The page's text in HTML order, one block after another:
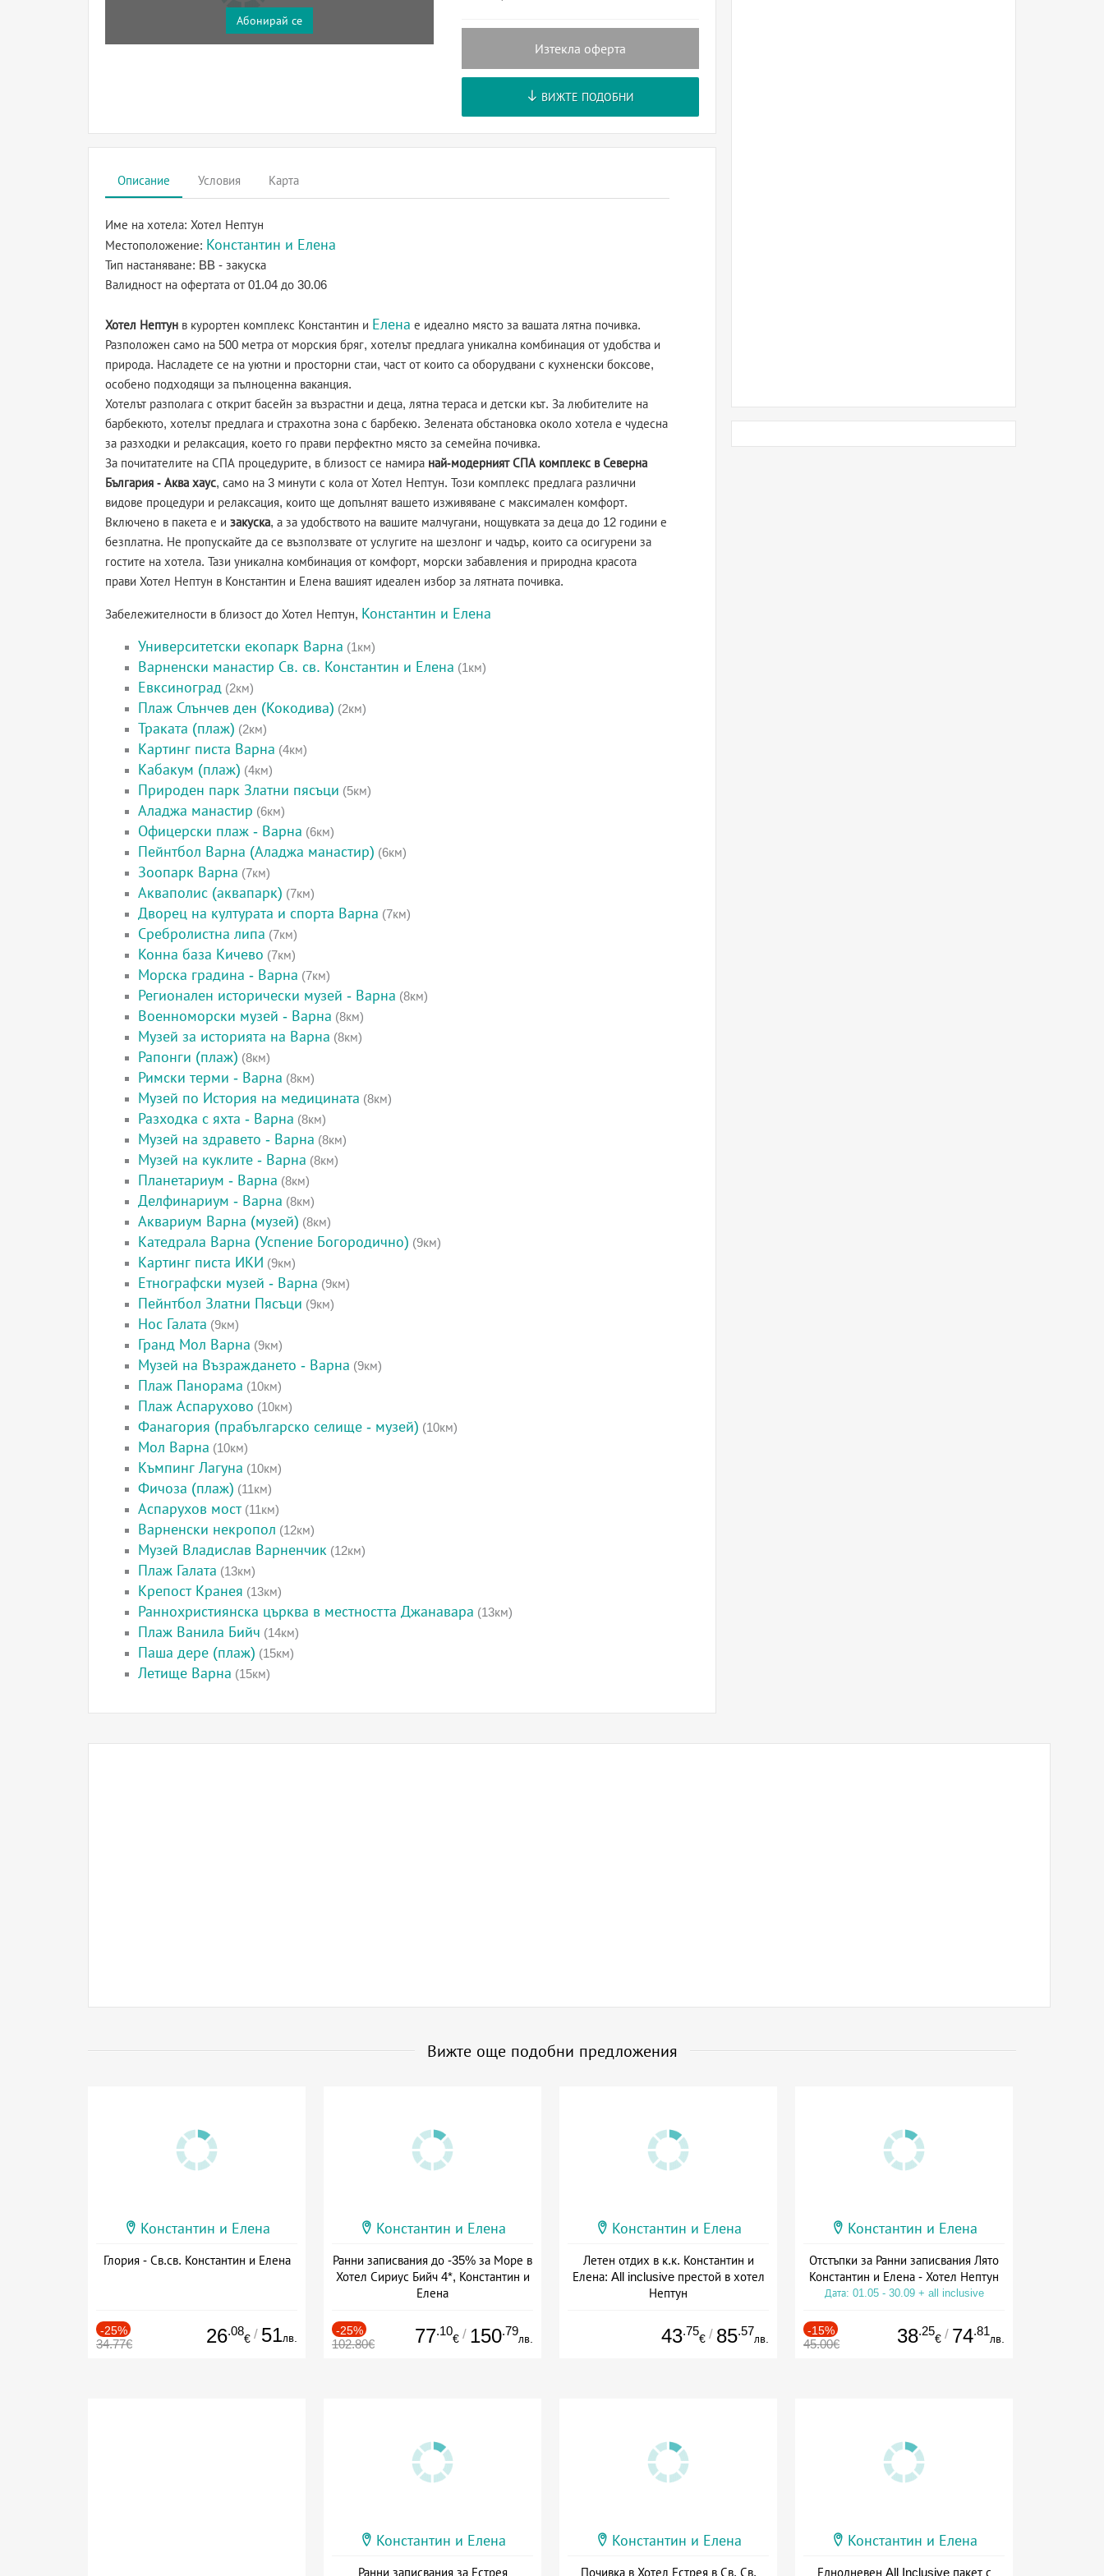
Абонирай се
Изтекла оферта
ВИЖТЕ ПОДОБНИ
Описание Условия Карта
Име на хотела: Хотел Нептун
Местоположение: Константин и Елена
Тип настаняване: BB - закуска
Валидност на офертата от 01.04 до 30.06
Хотел Нептун в курортен комплекс Константин и Елена е идеално място за вашата лятна почивка.
Разположен само на 500 метра от морския бряг, хотелът предлага уникална комбинация от удобства и
природа. Насладете се на уютни и просторни стаи, част от които са оборудвани с кухненски боксове,
особено подходящи за пълноценна ваканция.
Хотелът разполага с открит басейн за възрастни и деца, лятна тераса и детски кът. За любителите на
барбекюто, хотелът предлага и страхотна зона с барбекю. Зелената обстановка около хотела е чудесна
за разходки и релаксация, което го прави перфектно място за семейна почивка.
За почитателите на СПА процедурите, в близост се намира най-модерният СПА комплекс в Северна
България - Аква хаус, само на 3 минути с кола от Хотел Нептун. Този комплекс предлага различни
видове процедури и релаксация, които ще допълнят вашето изживяване с максимален комфорт.
Включено в пакета е и закуска, а за удобството на вашите малчугани, нощувката за деца до 12 години е
безплатна. Не пропускайте да се възползвате от услугите на шезлонг и чадър, които са осигурени за
гостите на хотела. Тази уникална комбинация от комфорт, морски забавления и природна красота
прави Хотел Нептун в Константин и Елена вашият идеален избор за лятната почивка.
Забележителности в близост до Хотел Нептун, Константин и Елена
Университетски екопарк Варна (1км)
Варненски манастир Св. св. Константин и Елена (1км)
Евксиноград (2км)
Плаж Слънчев ден (Кокодива) (2км)
Траката (плаж) (2км)
Картинг писта Варна (4км)
Кабакум (плаж) (4км)
Природен парк Златни пясъци (5км)
Аладжа манастир (6км)
Офицерски плаж - Варна (6км)
Пейнтбол Варна (Аладжа манастир) (6км)
Зоопарк Варна (7км)
Акваполис (аквапарк) (7км)
Дворец на културата и спорта Варна (7км)
Сребролистна липа (7км)
Конна база Кичево (7км)
Морска градина - Варна (7км)
Регионален исторически музей - Варна (8км)
Военноморски музей - Варна (8км)
Музей за историята на Варна (8км)
Рапонги (плаж) (8км)
Римски терми - Варна (8км)
Музей по История на медицината (8км)
Разходка с яхта - Варна (8км)
Музей на здравето - Варна (8км)
Музей на куклите - Варна (8км)
Планетариум - Варна (8км)
Делфинариум - Варна (8км)
Аквариум Варна (музей) (8км)
Катедрала Варна (Успение Богородично) (9км)
Картинг писта ИКИ (9км)
Етнографски музей - Варна (9км)
Пейнтбол Златни Пясъци (9км)
Нос Галата (9км)
Гранд Мол Варна (9км)
Музей на Възраждането - Варна (9км)
Плаж Панорама (10км)
Плаж Аспарухово (10км)
Фанагория (прабългарско селище - музей) (10км)
Мол Варна (10км)
Къмпинг Лагуна (10км)
Фичоза (плаж) (11км)
Аспарухов мост(11км)
Варненски некропол (12км)
Музей Владислав Варненчик (12км)
Плаж Галата (13км)
Крепост Кранея (13км)
Раннохристиянска църква в местността Джанавара (13км)
Плаж Ванила Бийч (14км)
Паша дере (плаж) (15км)
Летище Варна (15км)
Вижте още подобни предложения
Константин и Елена
Глория - Св.св. Константин и Елена
-25%
34.77€ 26.08
€ / 51лв.
Константин и Елена
Ранни записвания до -35% за Море в
Хотел Сириус Бийч 4*, Константин и
Елена
-25%
102.80€ 77.10
€ / 150.79
лв.
Константин и Елена
Летен отдих в к.к. Константин и
Елена: All inclusive престой в хотел
Нептун
43.75
€ / 85.57
лв.
Константин и Елена
Отстъпки за Ранни записвания Лято
Константин и Елена - Хотел Нептун
Дата: 01.05 - 30.09 + all inclusive
-15%
45.00€ 38.25
€ / 74.81
лв.
Константин и Елена
Ранни записвания за Естрея
Константин и Елена
Почивка в Хотел Естрея в Св. Св.
Константин и Елена
Еднодневен All Inclusive пакет с